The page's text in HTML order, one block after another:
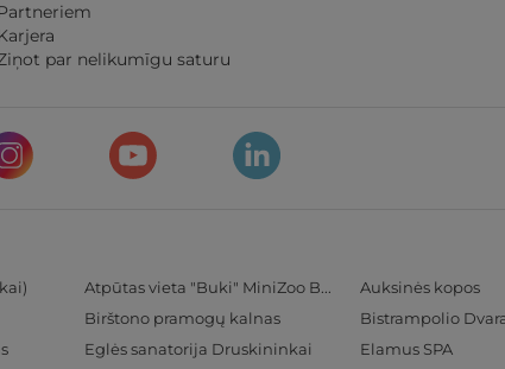
par nelikumīgu saturu
Atpūtas vieta "Buki" MiniZoo BUKS Auksinės kopos
Birštono pramogų kalnas Bistrampolio
Eglės sanatorija Druskininkai Elamus SPA